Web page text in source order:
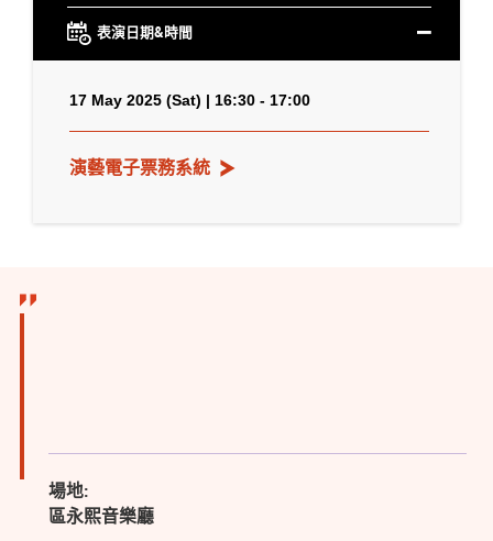
表演日期&時間
17 May 2025 (Sat) | 16:30 - 17:00
演藝電子票務系統
場地:
區永熙音樂廳